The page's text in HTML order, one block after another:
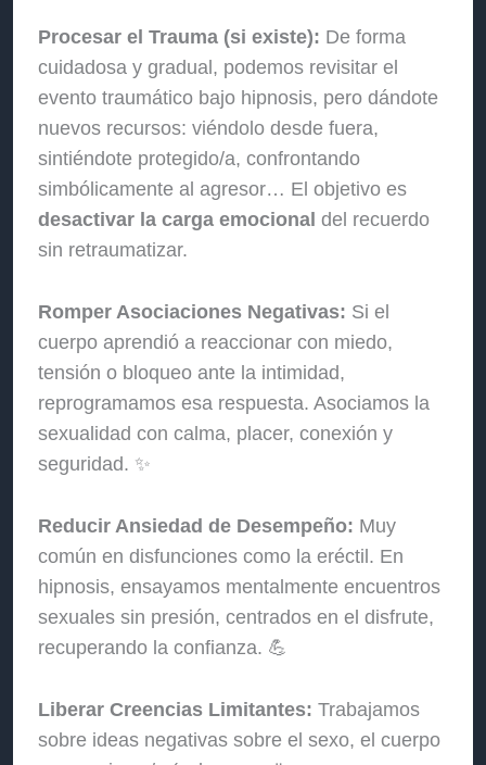
Procesar el Trauma (si existe): De forma
cuidadosa y gradual, podemos revisitar el
evento traumático bajo hipnosis, pero dándote
nuevos recursos: viéndolo desde fuera,
sintiéndote protegido/a, confrontando
simbólicamente al agresor… El objetivo es
desactivar la carga emocional del recuerdo
sin retraumatizar.
Romper Asociaciones Negativas: Si el
cuerpo aprendió a reaccionar con miedo,
tensión o bloqueo ante la intimidad,
reprogramamos esa respuesta. Asociamos la
sexualidad con calma, placer, conexión y
seguridad. ✨
Reducir Ansiedad de Desempeño: Muy
común en disfunciones como la eréctil. En
hipnosis, ensayamos mentalmente encuentros
sexuales sin presión, centrados en el disfrute,
recuperando la confianza. 💪
Liberar Creencias Limitantes: Trabajamos
sobre ideas negativas sobre el sexo, el cuerpo